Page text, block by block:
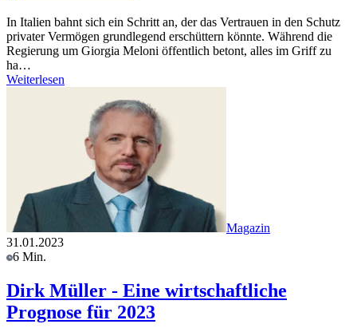
In Italien bahnt sich ein Schritt an, der das Vertrauen in den Schutz
privater Vermögen grundlegend erschüttern könnte. Während die
Regierung um Giorgia Meloni öffentlich betont, alles im Griff zu
ha…
Weiterlesen
Magazin
31.01.2023
6 Min.
Dirk Müller - Eine wirtschaftliche
Prognose für 2023